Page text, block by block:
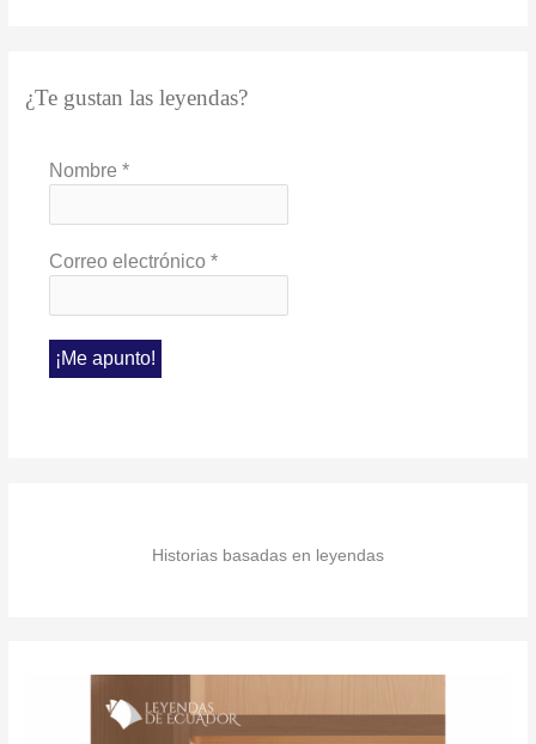
¿Te gustan las leyendas?
Nombre*
Correo electrónico*
Historias basadas en leyendas